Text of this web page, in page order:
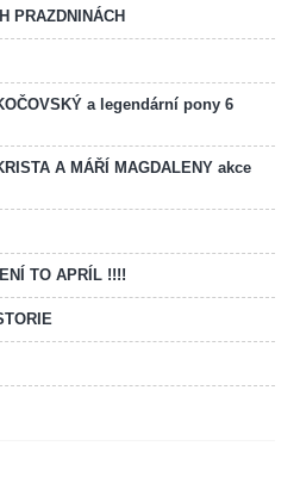
PRAZDNINÁCH
a legendární pony 6
A MÁŘÍ MAGDALENY akce
TO APRÍL !!!!